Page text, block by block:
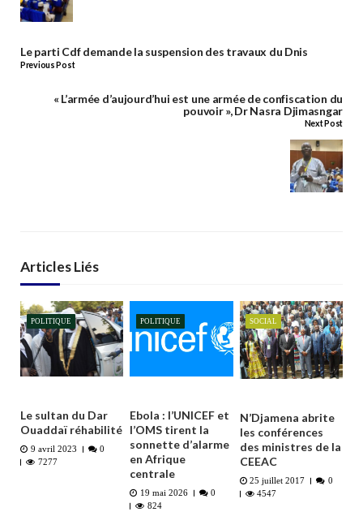
Le parti Cdf demande la suspension des travaux du Dnis
Previous Post
« L’armée d’aujourd’hui est une armée de confiscation du
pouvoir », Dr Nasra Djimasngar
Next Post
Articles Liés
POLITIQUE
Le sultan du Dar
Ouaddaï réhabilité
9 avril 2023
0
7277
POLITIQUE
Ebola : l’UNICEF et
l’OMS tirent la
sonnette d’alarme
en Afrique
centrale
19 mai 2026
0
824
SOCIAL
N’Djamena abrite
les conférences
des ministres de la
CEEAC
25 juillet 2017
0
4547